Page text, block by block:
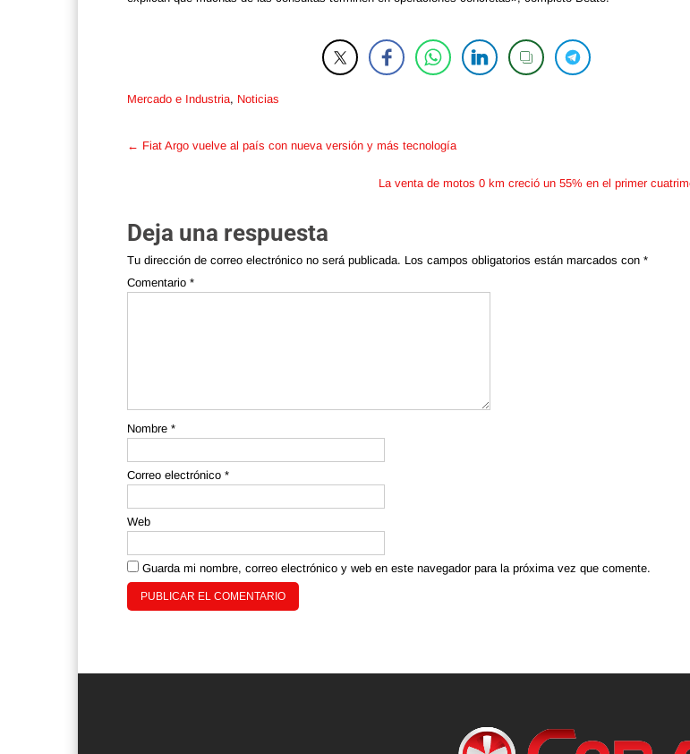
Mercado e Industria, Noticias
Post
← Fiat Argo vuelve al país con nueva versión y más tecnología
La venta de motos 0 km creció un 55% en el primer
Deja una respuesta
Tu dirección de correo electrónico no será publicada. Los campos obligatorios están marcados con *
Comentario *
Nombre *
Correo electrónico *
Web
Guarda mi nombre, correo electrónico y web en este navegador para la próxima vez que comente.